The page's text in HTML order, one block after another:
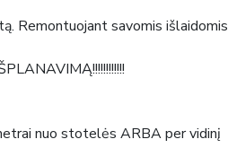
Remontuojant savomis išlaidomis
nuo stotelės ARBA per vidinį